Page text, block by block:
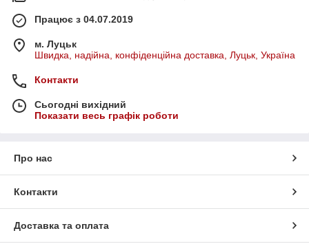
Працює з 04.07.2019
м. Луцьк
Швидка, надійна, конфіденційна доставка, Луцьк, Україна
Контакти
Сьогодні вихідний
Показати весь графік роботи
Про нас
Контакти
Доставка та оплата